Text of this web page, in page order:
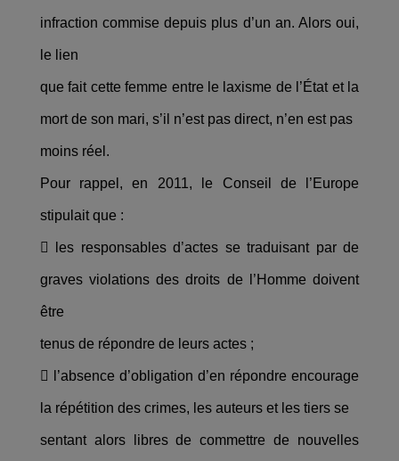
infraction commise depuis plus d’un an. Alors oui,
le lien
que fait cette femme entre le laxisme de l’État et la
mort de son mari, s’il n’est pas direct, n’en est pas
moins réel.
Pour rappel, en 2011, le Conseil de l’Europe
stipulait que :
 les responsables d’actes se traduisant par de
graves violations des droits de l’Homme doivent
être
tenus de répondre de leurs actes ;
 l’absence d’obligation d’en répondre encourage
la répétition des crimes, les auteurs et les tiers se
sentant alors libres de commettre de nouvelles